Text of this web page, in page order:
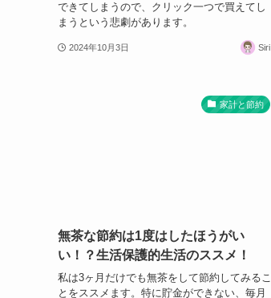
できてしまうので、クリック一つで買えてし
まうという悲劇があります。
2024年10月3日 Siri
家計と節約
無茶な節約は1度はしたほうがい
い！？生活保護的生活のススメ！
私は3ヶ月だけでも無茶をして節約してみるこ
とをススメます。特に貯金ができない、毎月